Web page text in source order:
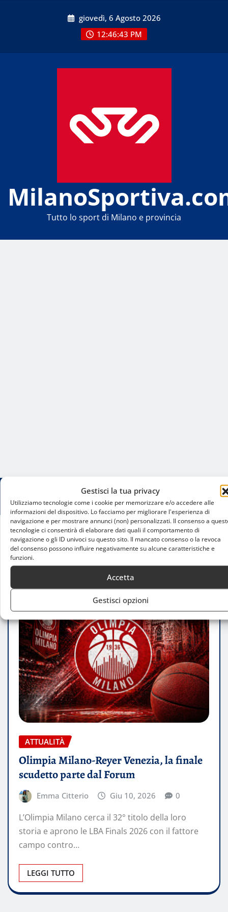
Gestisci la tua privacy
Utilizziamo tecnologie come i cookie per memorizzare e/o accedere alle
informazioni del dispositivo. Lo facciamo per migliorare l'esperienza di
navigazione e per mostrare annunci (non) personalizzati. Il consenso a
tecnologie ci consentirà di elaborare dati quali il comportamento di
navigazione o gli ID univoci su questo sito. Il mancato consenso o la revoca
del consenso possono influire negativamente su alcune caratteristiche e
funzioni.
Accetta
Gestisci opzioni
giovedì, 6 Agosto 2026
12:46:43 PM
Tutto lo sport di Milano e provincia
Home
Olimpia Milano-Reyer Venezia, la finale scudetto
parte dal Forum
ATTUALITÀ
Olimpia Milano-Reyer Venezia, la finale
scudetto parte dal Forum
Emma Citterio Giu 10, 2026 0
L’Olimpia Milano cerca il 32° titolo della loro
storia e aprono le LBA Finals 2026 con il fattore
campo contro…
LEGGI TUTTO